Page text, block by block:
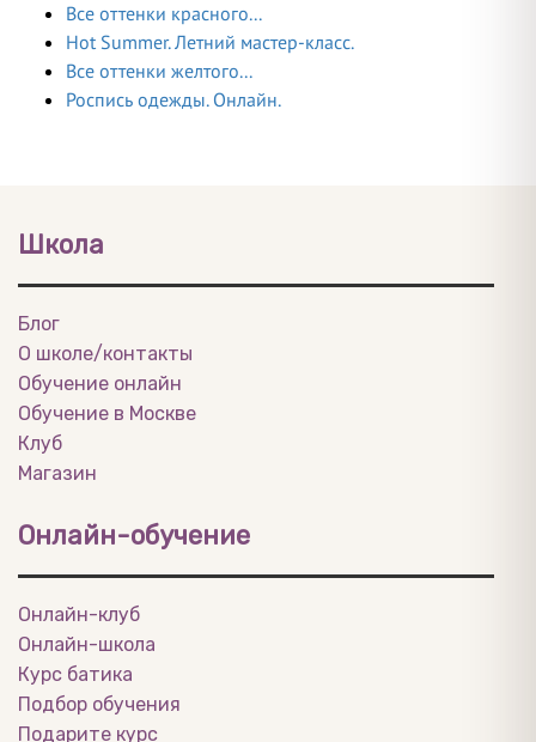
Все оттенки красного...
Hot Summer. Летний мастер-класс.
Все оттенки желтого...
Роспись одежды. Онлайн.
Школа
Блог
О школе/контакты
Обучение онлайн
Обучение в Москве
Клуб
Магазин
Онлайн-обучение
Онлайн-клуб
Онлайн-школа
Курс батика
Подбор обучения
Подарите курс